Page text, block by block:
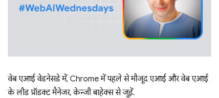
वेब एआई वेडनेसडे में, Chrome में पहले से मौजूद एआई और वेब एआई
के लीड प्रॉडक्ट मैनेजर, केन्जी बाहेक्स से जुड़ें.